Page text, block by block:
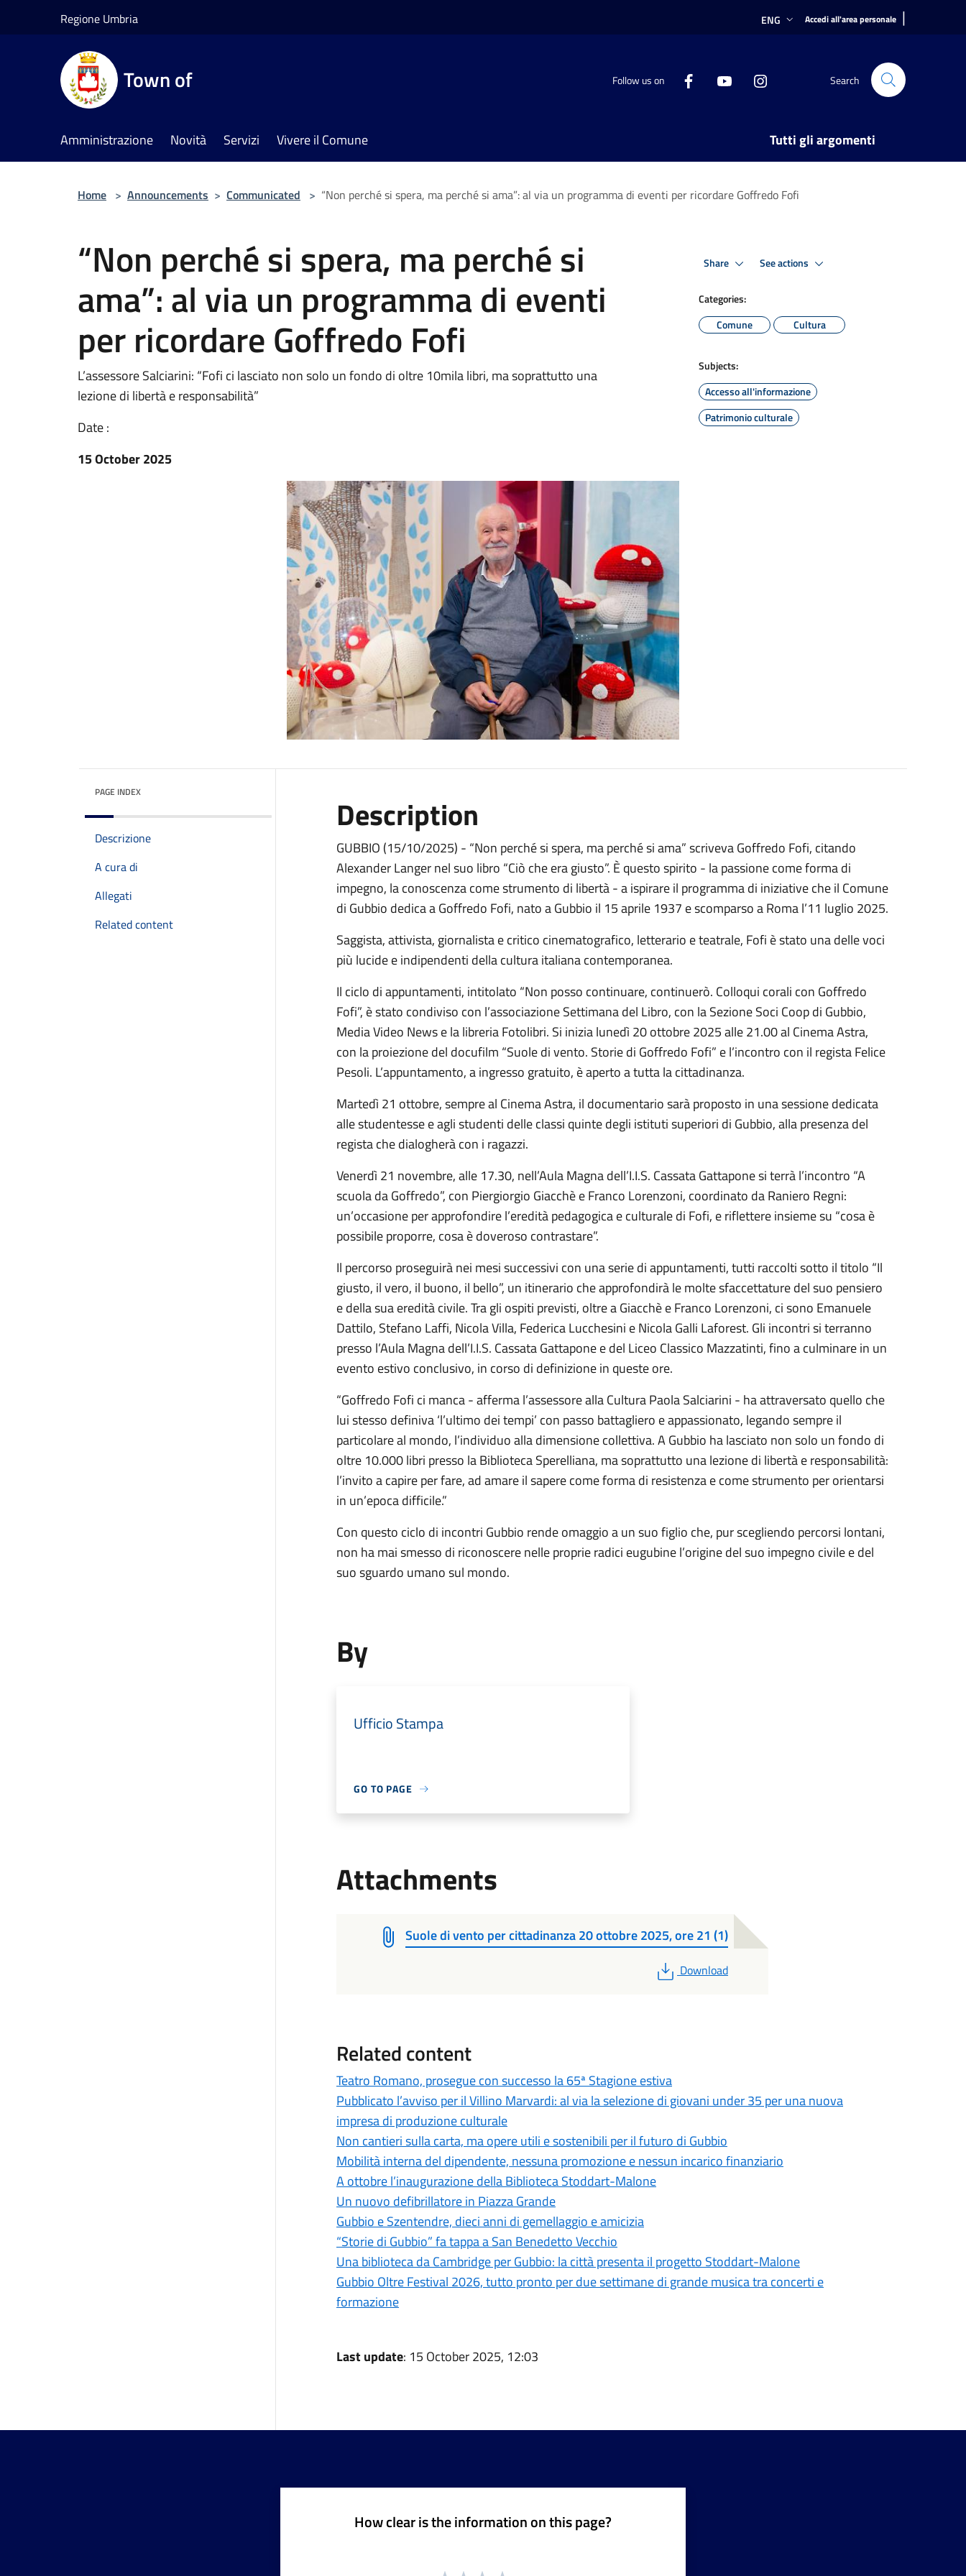
Regione Umbria ENG Accedi all'area personale |
Town of Follow us on Search
Amministrazione Novità Servizi Vivere il Comune Tutti gli argomenti
Home > Announcements > Communicated > “Non perché si spera, ma perché si ama”: al via un programma di eventi per ricordare Goffredo Fofi
“Non perché si spera, ma perché si
ama”: al via un programma di eventi
per ricordare Goffredo Fofi
L’assessore Salciarini: “Fofi ci lasciato non solo un fondo di oltre 10mila libri, ma soprattutto una
lezione di libertà e responsabilità”
Date :
15 October 2025
Share See actions
Categories:
Comune
Cultura
Subjects:
Accesso all'informazione
Patrimonio culturale
PAGE INDEX
Descrizione
A cura di
Allegati
Related content
Description
GUBBIO (15/10/2025) - “Non perché si spera, ma perché si ama” scriveva Goffredo Fofi, citando
Alexander Langer nel suo libro “Ciò che era giusto”. È questo spirito - la passione come forma di
impegno, la conoscenza come strumento di libertà - a ispirare il programma di iniziative che il Comune
di Gubbio dedica a Goffredo Fofi, nato a Gubbio il 15 aprile 1937 e scomparso a Roma l’11 luglio 2025.
Saggista, attivista, giornalista e critico cinematografico, letterario e teatrale, Fofi è stato una delle voci
più lucide e indipendenti della cultura italiana contemporanea.
Il ciclo di appuntamenti, intitolato “Non posso continuare, continuerò. Colloqui corali con Goffredo
Fofi”, è stato condiviso con l’associazione Settimana del Libro, con la Sezione Soci Coop di Gubbio,
Media Video News e la libreria Fotolibri. Si inizia lunedì 20 ottobre 2025 alle 21.00 al Cinema Astra,
con la proiezione del docufilm “Suole di vento. Storie di Goffredo Fofi” e l’incontro con il regista Felice
Pesoli. L’appuntamento, a ingresso gratuito, è aperto a tutta la cittadinanza.
Martedì 21 ottobre, sempre al Cinema Astra, il documentario sarà proposto in una sessione dedicata
alle studentesse e agli studenti delle classi quinte degli istituti superiori di Gubbio, alla presenza del
regista che dialogherà con i ragazzi.
Venerdì 21 novembre, alle 17.30, nell’Aula Magna dell’I.I.S. Cassata Gattapone si terrà l’incontro “A
scuola da Goffredo”, con Piergiorgio Giacchè e Franco Lorenzoni, coordinato da Raniero Regni:
un’occasione per approfondire l’eredità pedagogica e culturale di Fofi, e riflettere insieme su “cosa è
possibile proporre, cosa è doveroso contrastare”.
Il percorso proseguirà nei mesi successivi con una serie di appuntamenti, tutti raccolti sotto il titolo “Il
giusto, il vero, il buono, il bello”, un itinerario che approfondirà le molte sfaccettature del suo pensiero
e della sua eredità civile. Tra gli ospiti previsti, oltre a Giacchè e Franco Lorenzoni, ci sono Emanuele
Dattilo, Stefano Laffi, Nicola Villa, Federica Lucchesini e Nicola Galli Laforest. Gli incontri si terranno
presso l’Aula Magna dell’I.I.S. Cassata Gattapone e del Liceo Classico Mazzatinti, fino a culminare in un
evento estivo conclusivo, in corso di definizione in queste ore.
“Goffredo Fofi ci manca - afferma l’assessore alla Cultura Paola Salciarini - ha attraversato quello che
lui stesso definiva ‘l’ultimo dei tempi’ con passo battagliero e appassionato, legando sempre il
particolare al mondo, l’individuo alla dimensione collettiva. A Gubbio ha lasciato non solo un fondo di
oltre 10.000 libri presso la Biblioteca Sperelliana, ma soprattutto una lezione di libertà e responsabilità:
l’invito a capire per fare, ad amare il sapere come forma di resistenza e come strumento per orientarsi
in un’epoca difficile.”
Con questo ciclo di incontri Gubbio rende omaggio a un suo figlio che, pur scegliendo percorsi lontani,
non ha mai smesso di riconoscere nelle proprie radici eugubine l’origine del suo impegno civile e del
suo sguardo umano sul mondo.
By
Ufficio Stampa
GO TO PAGE
Attachments
Suole di vento per cittadinanza 20 ottobre 2025, ore 21 (1)
PDF
Download
Related content
Teatro Romano, prosegue con successo la 65ª Stagione estiva
Pubblicato l’avviso per il Villino Marvardi: al via la selezione di giovani under 35 per una nuova
impresa di produzione culturale
Non cantieri sulla carta, ma opere utili e sostenibili per il futuro di Gubbio
Mobilità interna del dipendente, nessuna promozione e nessun incarico finanziario
A ottobre l’inaugurazione della Biblioteca Stoddart-Malone
Un nuovo defibrillatore in Piazza Grande
Gubbio e Szentendre, dieci anni di gemellaggio e amicizia
“Storie di Gubbio” fa tappa a San Benedetto Vecchio
Una biblioteca da Cambridge per Gubbio: la città presenta il progetto Stoddart-Malone
Gubbio Oltre Festival 2026, tutto pronto per due settimane di grande musica tra concerti e
formazione
Last update: 15 October 2025, 12:03
How clear is the information on this page?